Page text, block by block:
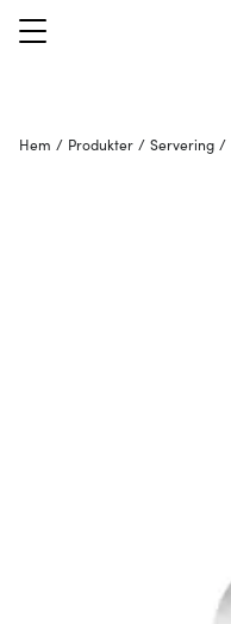
Hem / Produkter / Servering /